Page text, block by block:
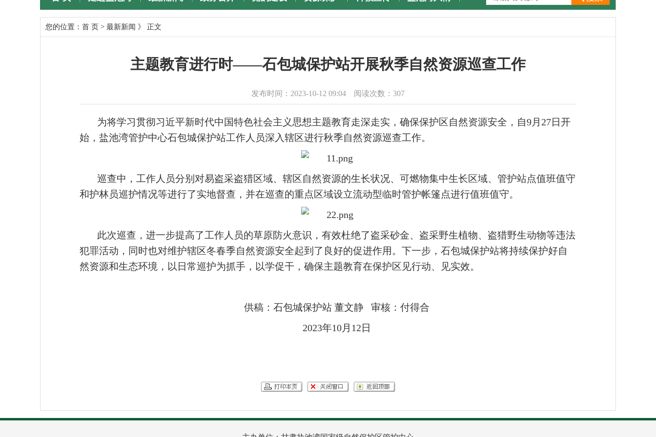
专题专栏
您的位置： 首 页 > 最新新闻 》 正文
主题教育进行时——石包城保护站开展秋季自然资源巡查工作
发布时间：2023-10-12 09:04 阅读次数： 307
为将学习贯彻习近平新时代中国特色社会主义思想主题教育走深走实，确保保护区自然资源安全，自9月27日开
始，盐池湾管护中心石包城保护站工作人员深入辖区进行秋季自然资源巡查工作。
巡查中，工作人员分别对易盗采盗猎区域、辖区自然资源的生长状况、可燃物集中生长区域、管护站点值班值守
和护林员巡护情况等进行了实地督查，并在巡查的重点区域设立流动型临时管护帐篷点进行值班值守。
此次巡查，进一步提高了工作人员的草原防火意识，有效杜绝了盗采砂金、盗采野生植物、盗猎野生动物等违法
犯罪活动，同时也对维护辖区冬春季自然资源安全起到了良好的促进作用。下一步，石包城保护站将持续保护好自
然资源和生态环境，以日常巡护为抓手，以学促干，确保主题教育在保护区见行动、见实效。
供稿：石包城保护站 董文静 审核：付得合
2023年10月12日